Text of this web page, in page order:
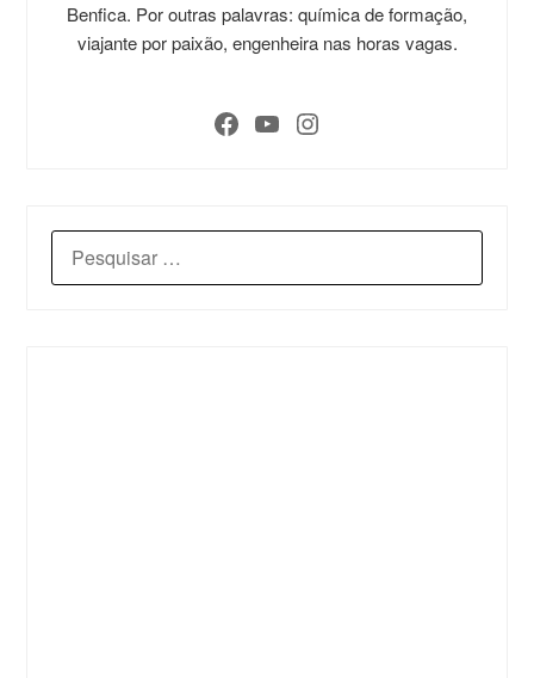
Benfica. Por outras palavras: química de formação,
viajante por paixão, engenheira nas horas vagas.